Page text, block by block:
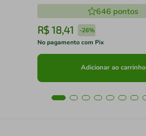
646 pontos
R$ 18,41 -26%
No pagamento com Pix
Adicionar ao carrinho